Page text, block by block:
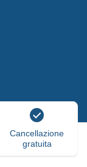
Cancellazione
gratuita